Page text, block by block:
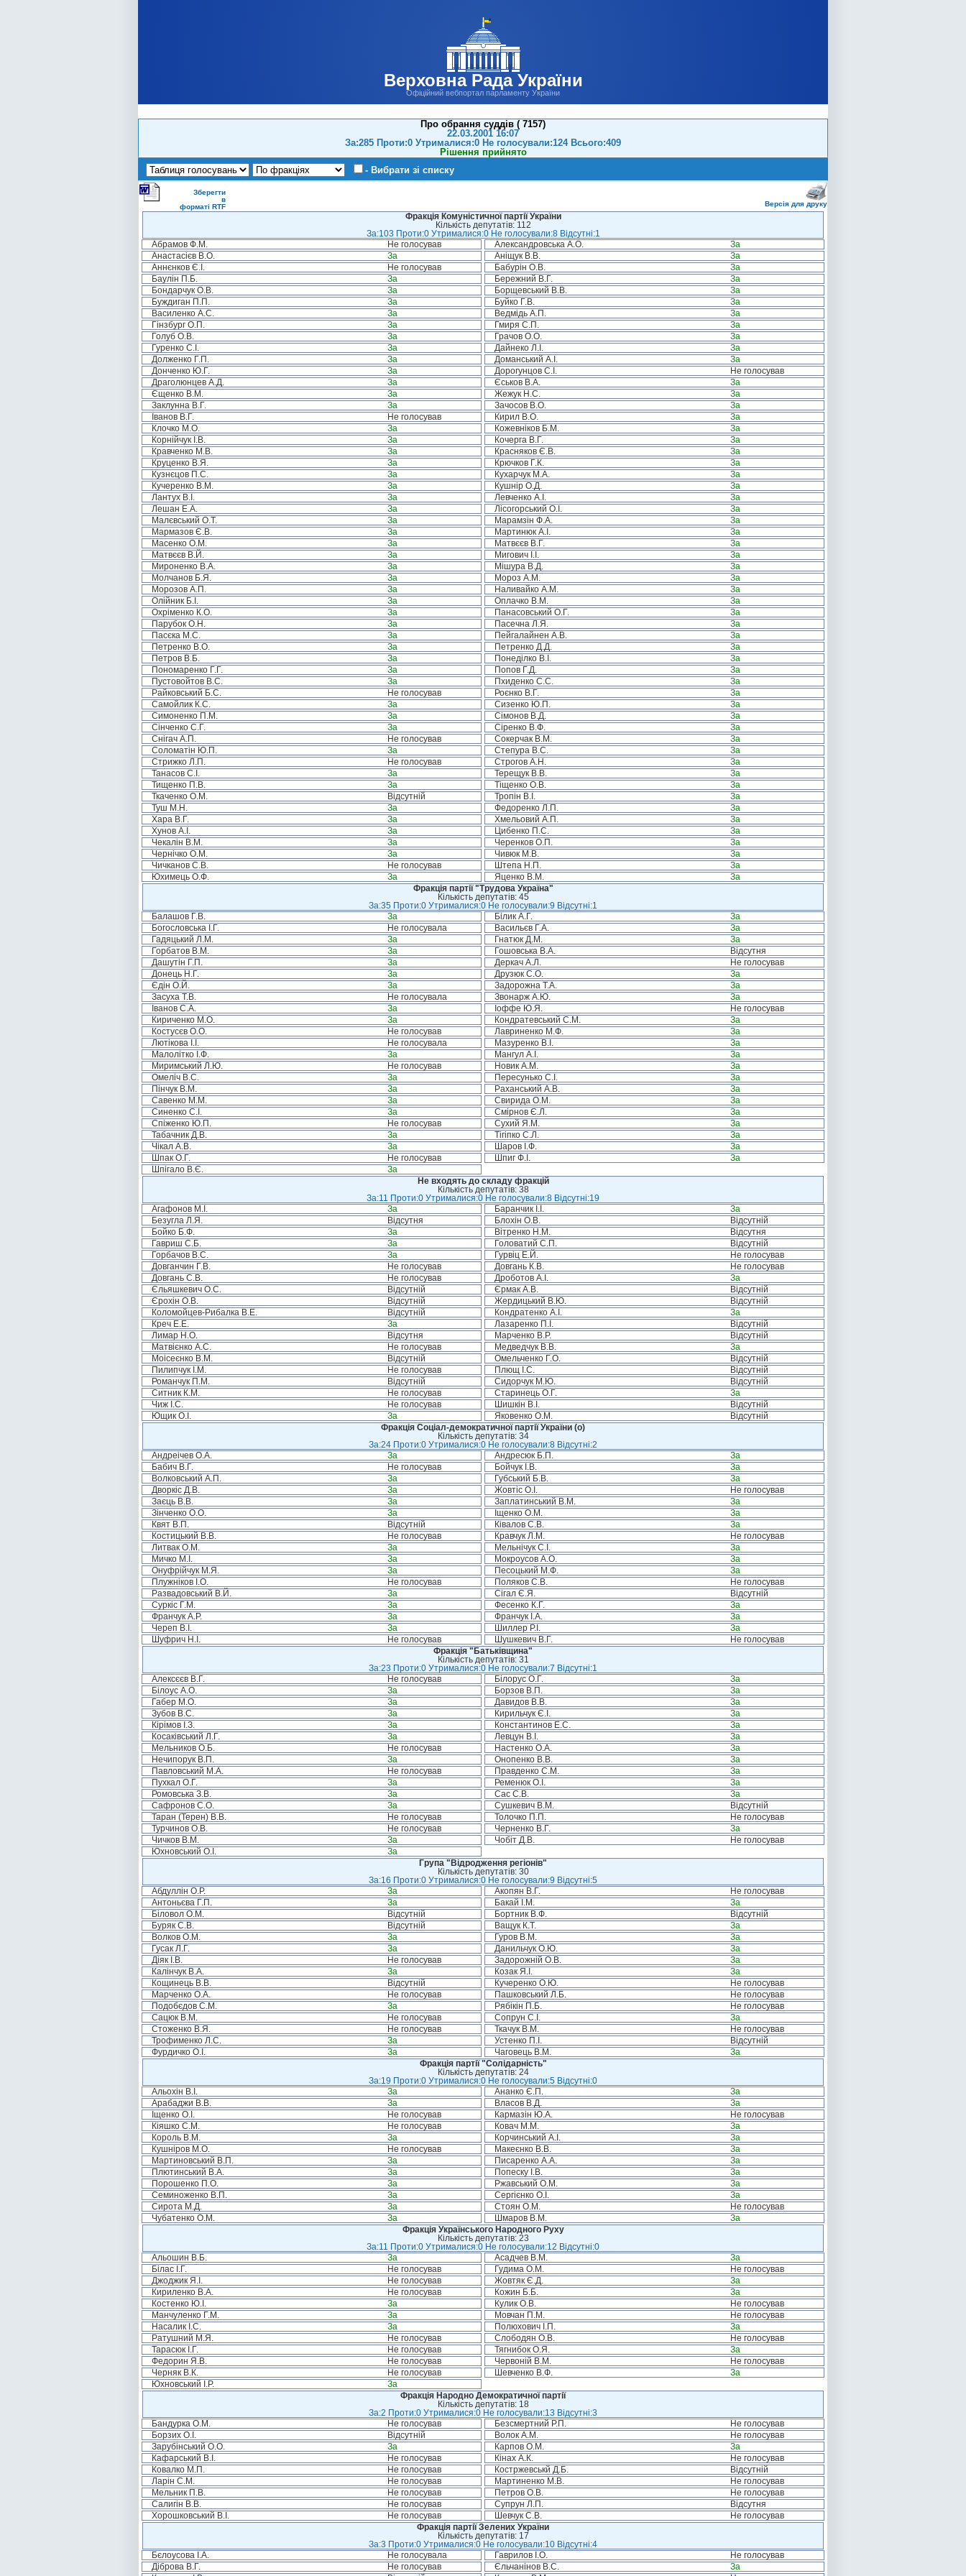
Верховна Рада України
Офіційний вебпортал парламенту України
Про обрання суддів ( 7157)
22.03.2001 16:07
За:285 Проти:0 Утрималися:0 Не голосували:124 Всього:409
Рішення прийнято
- Вибрати зі списку
Зберегти
в
форматі RTF
Версія для друку
Фракція Комуністичної партії України
Кількість депутатів: 112
За:103 Проти:0 Утрималися:0 Не голосували:8 Відсутні:1
Абрамов Ф.М.
Не голосував Александровська А.О.
За
Анастасієв В.О.
За Аніщук В.В.
За
Аннєнков Є.І.
Не голосував Бабурін О.В.
За
Баулін П.Б.
За Бережний В.Г.
За
Бондарчук О.В.
За Борщевський В.В.
За
Буждиган П.П.
За Буйко Г.В.
За
Василенко А.С.
За Ведмідь А.П.
За
Гінзбург О.П.
За Гмиря С.П.
За
Голуб О.В.
За Грачов О.О.
За
Гуренко С.І.
За Дайнеко Л.І.
За
Долженко Г.П.
За Доманський А.І.
За
Донченко Ю.Г.
За Дорогунцов С.І.
Не голосував
Драголюнцев А.Д.
За Єськов В.А.
За
Єщенко В.М.
За Жежук Н.С.
За
Заклунна В.Г.
За Зачосов В.О.
За
Іванов В.Г.
Не голосував Кирил В.О.
За
Клочко М.О.
За Кожевніков Б.М.
За
Корнійчук І.В.
За Кочерга В.Г.
За
Кравченко М.В.
За Красняков Є.В.
За
Круценко В.Я.
За Крючков Г.К.
За
Кузнєцов П.С.
За Кухарчук М.А.
За
Кучеренко В.М.
За Кушнір О.Д.
За
Лантух В.І.
За Левченко А.І.
За
Лешан Е.А.
За Лісогорський О.І.
За
Малєвський О.Т.
За Марамзін Ф.А.
За
Мармазов Є.В.
За Мартинюк А.І.
За
Масенко О.М.
За Матвєєв В.Г.
За
Матвєєв В.Й.
За Мигович І.І.
За
Мироненко В.А.
За Мішура В.Д.
За
Молчанов Б.Я.
За Мороз А.М.
За
Морозов А.П.
За Наливайко А.М.
За
Олійник Б.І.
За Оплачко В.М.
За
Охріменко К.О.
За Панасовський О.Г.
За
Парубок О.Н.
За Пасечна Л.Я.
За
Пасєка М.С.
За Пейгалайнен А.В.
За
Петренко В.О.
За Петренко Д.Д.
За
Петров В.Б.
За Понеділко В.І.
За
Пономаренко Г.Г.
За Попов Г.Д.
За
Пустовойтов В.С.
За Пхиденко С.С.
За
Райковський Б.С.
Не голосував Роєнко В.Г.
За
Самойлик К.С.
За Сизенко Ю.П.
За
Симоненко П.М.
За Сімонов В.Д.
За
Сінченко С.Г.
За Сіренко В.Ф.
За
Снігач А.П.
Не голосував Сокерчак В.М.
За
Соломатін Ю.П.
За Степура В.С.
За
Стрижко Л.П.
Не голосував Строгов А.Н.
За
Танасов С.І.
За Терещук В.В.
За
Тищенко П.В.
За Тіщенко О.В.
За
Ткаченко О.М.
Відсутній Тропін В.І.
За
Туш М.Н.
За Федоренко Л.П.
За
Хара В.Г.
За Хмельовий А.П.
За
Хунов А.І.
За Цибенко П.С.
За
Чекалін В.М.
За Черенков О.П.
За
Чернічко О.М.
За Чивюк М.В.
За
Чичканов С.В.
Не голосував Штепа Н.П.
За
Юхимець О.Ф.
За Яценко В.М.
За
Фракція партії "Трудова Україна"
Кількість депутатів: 45
За:35 Проти:0 Утрималися:0 Не голосували:9 Відсутні:1
Балашов Г.В.
За Білик А.Г.
За
Богословська І.Г.
Не голосувала Васильєв Г.А.
За
Гадяцький Л.М.
За Гнатюк Д.М.
За
Горбатов В.М.
За Гошовська В.А.
Відсутня
Дашутін Г.П.
За Деркач А.Л.
Не голосував
Донець Н.Г.
За Друзюк С.О.
За
Єдін О.Й.
За Задорожна Т.А.
За
Засуха Т.В.
Не голосувала Звонарж А.Ю.
За
Іванов С.А.
За Іоффе Ю.Я.
Не голосував
Кириченко М.О.
За Кондратевський С.М.
За
Костусєв О.О.
Не голосував Лавриненко М.Ф.
За
Лютікова І.І.
Не голосувала Мазуренко В.І.
За
Малолітко І.Ф.
За Мангул А.І.
За
Миримський Л.Ю.
Не голосував Новик А.М.
За
Омеліч В.С.
За Пересунько С.І.
За
Пінчук В.М.
За Раханський А.В.
За
Савенко М.М.
За Свирида О.М.
За
Синенко С.І.
За Смірнов Є.Л.
За
Спіженко Ю.П.
Не голосував Сухий Я.М.
За
Табачник Д.В.
За Тігіпко С.Л.
За
Чікал А.В.
За Шаров І.Ф.
За
Шпак О.Г.
Не голосував Шпиг Ф.І.
За
Шпігало В.Є.
За
Не входять до складу фракцій
Кількість депутатів: 38
За:11 Проти:0 Утрималися:0 Не голосували:8 Відсутні:19
Агафонов М.І.
За Баранчик І.І.
За
Безугла Л.Я.
Відсутня Блохін О.В.
Відсутній
Бойко Б.Ф.
За Вітренко Н.М.
Відсутня
Гавриш С.Б.
За Головатий С.П.
Відсутній
Горбачов В.С.
За Гурвіц Е.Й.
Не голосував
Довганчин Г.В.
Не голосував Довгань К.В.
Не голосував
Довгань С.В.
Не голосував Дроботов А.І.
За
Єльяшкевич О.С.
Відсутній Єрмак А.В.
Відсутній
Єрохін О.В.
Відсутній Жердицький В.Ю.
Відсутній
Коломойцев-Рибалка В.Е.
Відсутній Кондратенко А.І.
За
Креч Е.Е.
За Лазаренко П.І.
Відсутній
Лимар Н.О.
Відсутня Марченко В.Р.
Відсутній
Матвієнко А.С.
Не голосував Медведчук В.В.
За
Моісеєнко В.М.
Відсутній Омельченко Г.О.
Відсутній
Пилипчук І.М.
Не голосував Плющ І.С.
Відсутній
Романчук П.М.
Відсутній Сидорчук М.Ю.
Відсутній
Ситник К.М.
Не голосував Старинець О.Г.
За
Чиж І.С.
Не голосував Шишкін В.І.
Відсутній
Ющик О.І.
За Яковенко О.М.
Відсутній
Фракція Соціал-демократичної партії України (о)
Кількість депутатів: 34
За:24 Проти:0 Утрималися:0 Не голосували:8 Відсутні:2
Андреічев О.А.
За Андресюк Б.П.
За
Бабич В.Г.
Не голосував Бойчук І.В.
За
Волковський А.П.
За Губський Б.В.
За
Дворкіс Д.В.
За Жовтіс О.І.
Не голосував
Заєць В.В.
За Заплатинський В.М.
За
Зінченко О.О.
За Іщенко О.М.
За
Квят В.П.
Відсутній Ківалов С.В.
За
Костицький В.В.
Не голосував Кравчук Л.М.
Не голосував
Литвак О.М.
За Мельнічук С.І.
За
Мичко М.І.
За Мокроусов А.О.
За
Онуфрійчук М.Я.
За Песоцький М.Ф.
За
Плужніков І.О.
Не голосував Поляков С.В.
Не голосував
Развадовський В.Й.
За Сігал Є.Я.
Відсутній
Суркіс Г.М.
За Фесенко К.Г.
За
Франчук А.Р.
За Франчук І.А.
За
Череп В.І.
За Шиллер Р.І.
За
Шуфрич Н.І.
Не голосував Шушкевич В.Г.
Не голосував
Фракція "Батьківщина"
Кількість депутатів: 31
За:23 Проти:0 Утрималися:0 Не голосували:7 Відсутні:1
Алексєєв В.Г.
Не голосував Білорус О.Г.
За
Білоус А.О.
За Борзов В.П.
За
Габер М.О.
За Давидов В.В.
За
Зубов В.С.
За Кирильчук Є.І.
За
Кірімов І.З.
За Константинов Е.С.
За
Косаківський Л.Г.
За Левцун В.І.
За
Мельников О.Б.
Не голосував Настенко О.А.
За
Нечипорук В.П.
За Онопенко В.В.
За
Павловський М.А.
Не голосував Правденко С.М.
За
Пухкал О.Г.
За Ременюк О.І.
За
Ромовська З.В.
За Сас С.В.
За
Сафронов С.О.
За Сушкевич В.М.
Відсутній
Таран (Терен) В.В.
Не голосував Толочко П.П.
Не голосував
Турчинов О.В.
Не голосував Черненко В.Г.
За
Чичков В.М.
За Чобіт Д.В.
Не голосував
Юхновський О.І.
За
Група "Відродження регіонів"
Кількість депутатів: 30
За:16 Проти:0 Утрималися:0 Не голосували:9 Відсутні:5
Абдуллін О.Р.
За Акопян В.Г.
Не голосував
Антоньєва Г.П.
За Бакай І.М.
За
Біловол О.М.
Відсутній Бортник В.Ф.
Відсутній
Буряк С.В.
Відсутній Ващук К.Т.
За
Волков О.М.
За Гуров В.М.
За
Гусак Л.Г.
За Данильчук О.Ю.
За
Діяк І.В.
Не голосував Задорожній О.В.
За
Калінчук В.А.
За Козак Я.І.
За
Кощинець В.В.
Відсутній Кучеренко О.Ю.
Не голосував
Марченко О.А.
Не голосував Пашковський Л.Б.
Не голосував
Подобєдов С.М.
За Рябікін П.Б.
Не голосував
Сацюк В.М.
Не голосував Сопрун С.І.
За
Стоженко В.Я.
Не голосував Ткачук В.М.
Не голосував
Трофименко Л.С.
За Устенко П.І.
Відсутній
Фурдичко О.І.
За Чаговець В.М.
За
Фракція партії "Солідарність"
Кількість депутатів: 24
За:19 Проти:0 Утрималися:0 Не голосували:5 Відсутні:0
Альохін В.І.
За Ананко Є.П.
За
Арабаджи В.В.
За Власов В.Д.
За
Іщенко О.І.
Не голосував Кармазін Ю.А.
Не голосував
Кіяшко С.М.
Не голосував Ковач М.М.
За
Король В.М.
За Корчинський А.І.
За
Кушніров М.О.
Не голосував Макеєнко В.В.
За
Мартиновський В.П.
За Писаренко А.А.
За
Плютинський В.А.
За Попеску І.В.
За
Порошенко П.О.
За Ржавський О.М.
За
Семиноженко В.П.
За Сергієнко О.І.
За
Сирота М.Д.
За Стоян О.М.
Не голосував
Чубатенко О.М.
За Шмаров В.М.
За
Фракція Українського Народного Руху
Кількість депутатів: 23
За:11 Проти:0 Утрималися:0 Не голосували:12 Відсутні:0
Альошин В.Б.
За Асадчев В.М.
За
Білас І.Г.
Не голосував Гудима О.М.
Не голосував
Джоджик Я.І.
Не голосував Жовтяк Є.Д.
За
Кириленко В.А.
Не голосував Кожин Б.Б.
За
Костенко Ю.І.
За Кулик О.В.
Не голосував
Манчуленко Г.М.
За Мовчан П.М.
Не голосував
Насалик І.С.
За Полюхович І.П.
За
Ратушний М.Я.
Не голосував Слободян О.В.
Не голосував
Тарасюк І.Г.
Не голосував Тягнибок О.Я.
За
Федорин Я.В.
Не голосував Червоній В.М.
Не голосував
Черняк В.К.
Не голосував Шевченко В.Ф.
За
Юхновський І.Р.
За
Фракція Народно Демократичної партії
Кількість депутатів: 18
За:2 Проти:0 Утрималися:0 Не голосували:13 Відсутні:3
Бандурка О.М.
Не голосував Безсмертний Р.П.
Не голосував
Борзих О.І.
Відсутній Волок А.М.
Не голосував
Зарубінський О.О.
За Карпов О.М.
За
Кафарський В.І.
Не голосував Кінах А.К.
Не голосував
Ковалко М.П.
Не голосував Костржевськй Д.Б.
Відсутній
Ларін С.М.
Не голосував Мартиненко М.В.
Не голосував
Мельник П.В.
Не голосував Петров О.В.
Не голосував
Салигін В.В.
Не голосував Супрун Л.П.
Відсутня
Хорошковський В.І.
Не голосував Шевчук С.В.
Не голосував
Фракція партії Зелених України
Кількість депутатів: 17
За:3 Проти:0 Утрималися:0 Не голосували:10 Відсутні:4
Бєлоусова І.А.
Не голосувала Гаврилов І.О.
Не голосував
Діброва В.Г.
Не голосував Єльчанінов В.С.
За